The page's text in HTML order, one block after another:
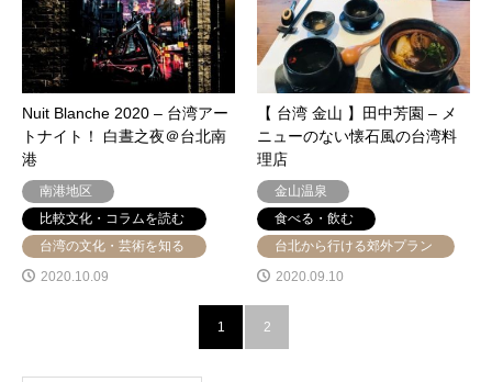
Nuit Blanche 2020 – 台湾アー
トナイト！ 白晝之夜＠台北南
港
南港地区
比較文化・コラムを読む
台湾の文化・芸術を知る
2020.10.09
【 台湾 金山 】田中芳園 – メ
ニューのない懐石風の台湾料
理店
金山温泉
食べる・飲む
台北から行ける郊外プラン
2020.09.10
1 2